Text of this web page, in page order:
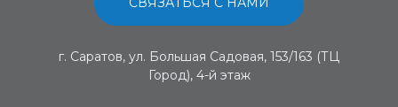
г. Саратов, ул. Большая Садовая, 153/163 (ТЦ
Город), 4-й этаж